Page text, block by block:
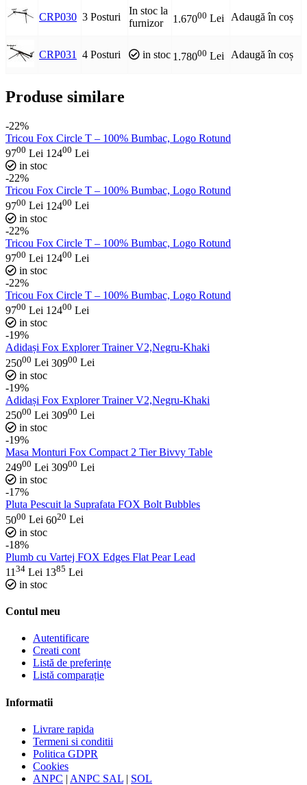
CRP030 3 Posturi
In stoc la
furnizor
1.67000 Lei Adaugă în coș
CRP031 4 Posturi in stoc 1.78000 Lei Adaugă în coș
Produse similare
-22%
Tricou Fox Circle T – 100% Bumbac, Logo Rotund
9700 Lei 12400 Lei
in stoc
-22%
Tricou Fox Circle T – 100% Bumbac, Logo Rotund
9700 Lei 12400 Lei
in stoc
-22%
Tricou Fox Circle T – 100% Bumbac, Logo Rotund
9700 Lei 12400 Lei
in stoc
-22%
Tricou Fox Circle T – 100% Bumbac, Logo Rotund
9700 Lei 12400 Lei
in stoc
-19%
Adidași Fox Explorer Trainer V2,Negru-Khaki
25000 Lei 30900 Lei
in stoc
-19%
Adidași Fox Explorer Trainer V2,Negru-Khaki
25000 Lei 30900 Lei
in stoc
-19%
Masa Monturi Fox Compact 2 Tier Bivvy Table
24900 Lei 30900 Lei
in stoc
-17%
Pluta Pescuit la Suprafata FOX Bolt Bubbles
5000 Lei 6020 Lei
in stoc
-18%
Plumb cu Vartej FOX Edges Flat Pear Lead
11 34 Lei 1385 Lei
in stoc
Contul meu
Autentificare
Creati cont
Listă de preferințe
Listă comparație
Informatii
Livrare rapida
Termeni si conditii
Politica GDPR
Cookies
ANPC | ANPC SAL | SOL